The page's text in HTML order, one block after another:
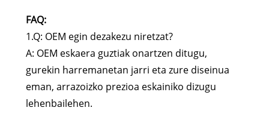
FAQ:
1.Q: OEM egin dezakezu niretzat?
A: OEM eskaera guztiak onartzen ditugu,
gurekin harremanetan jarri eta zure diseinua
eman, arrazoizko prezioa eskainiko dizugu
lehenbailehen.